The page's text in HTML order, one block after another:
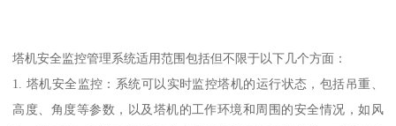
塔机安全监控管理系统适用范围包括但不限于以下几个方面：
1. 塔机安全监控：系统可以实时监控塔机的运行状态，包括吊重、
高度、角度等参数，以及塔机的工作环境和周围的安全情况，如风